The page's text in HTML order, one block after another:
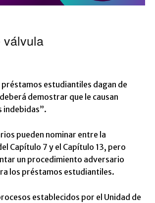
válvula
préstamos estudiantiles dagan de
demostrar que le causan
indebidas”.
pueden nominar entre la
Capítulo 7 y el Capítulo 13, pero
un procedimiento adversario
los préstamos estudiantiles.
establecidos por el Unidad de